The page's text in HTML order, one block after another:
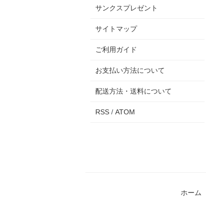
サンクスプレゼント
サイトマップ
ご利用ガイド
お支払い方法について
配送方法・送料について
RSS / ATOM
ホーム